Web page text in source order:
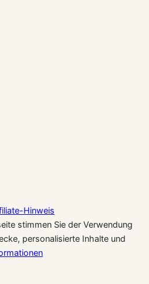
Hinweis
stimmen Sie der Verwendung
personalisierte Inhalte und